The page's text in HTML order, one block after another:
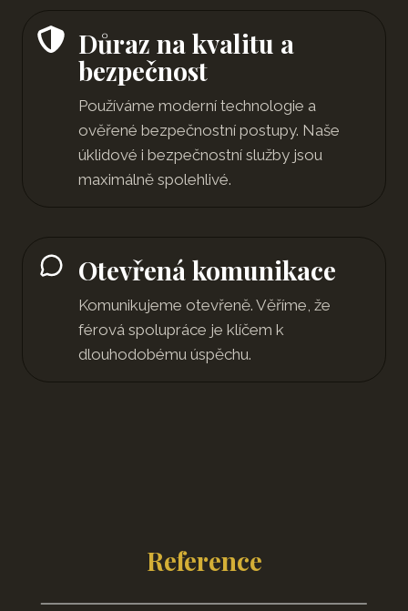
Důraz na kvalitu a
bezpečnost
Používáme moderní technologie a
ověřené bezpečnostní postupy. Naše
úklidové i bezpečnostní služby jsou
maximálně spolehlivé.
Otevřená komunikace
Komunikujeme otevřeně. Věříme, že
férová spolupráce je klíčem k
dlouhodobému úspěchu.
Reference